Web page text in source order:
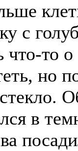
с
что-то
но
в